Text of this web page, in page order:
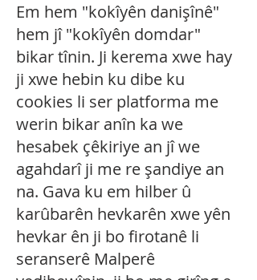
Em hem "kokîyên danişînê"
hem jî "kokîyên domdar"
bikar tînin. Ji kerema xwe hay
ji xwe hebin ku dibe ku
cookies li ser platforma me
werin bikar anîn ka we
hesabek çêkiriye an jî we
agahdarî ji me re şandiye an
na. Gava ku em hilber û
karûbarên hevkarên xwe yên
hevkar ên ji bo firotanê li
seranserê Malperê